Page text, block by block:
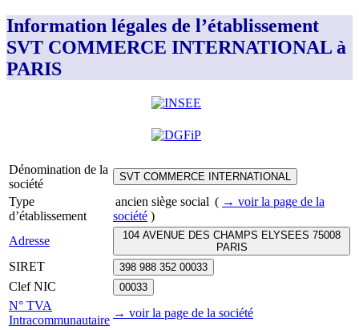
Information légales de l’établissement
SVT COMMERCE INTERNATIONAL à
PARIS
Dénomination de la
société
SVT COMMERCE INTERNATIONAL
Type
d’établissement
ancien siège social ( → voir la page de la
société )
Adresse
104 AVENUE DES CHAMPS ELYSEES 75008
PARIS
SIRET 398 988 352 00033
Clef NIC 00033
N° TVA
Intracommunautaire
→ voir la page de la société